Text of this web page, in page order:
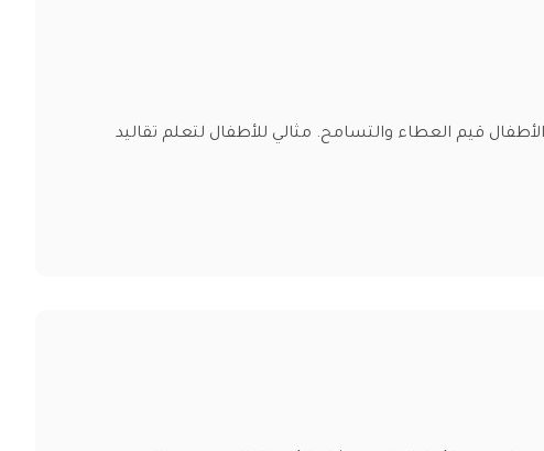
قيم العطاء والتسامح. مثالي للأطفال لتعلم تقاليد